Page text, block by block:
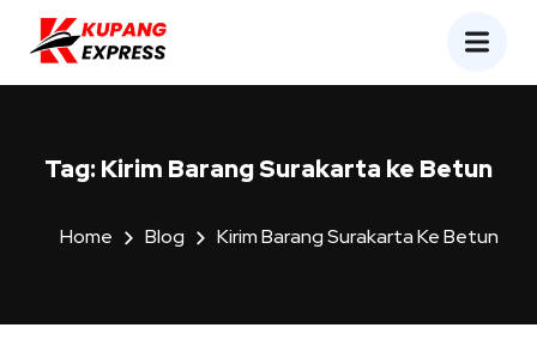
Tag: Kirim Barang Surakarta ke Betun
Home Blog Kirim Barang Surakarta Ke Betun